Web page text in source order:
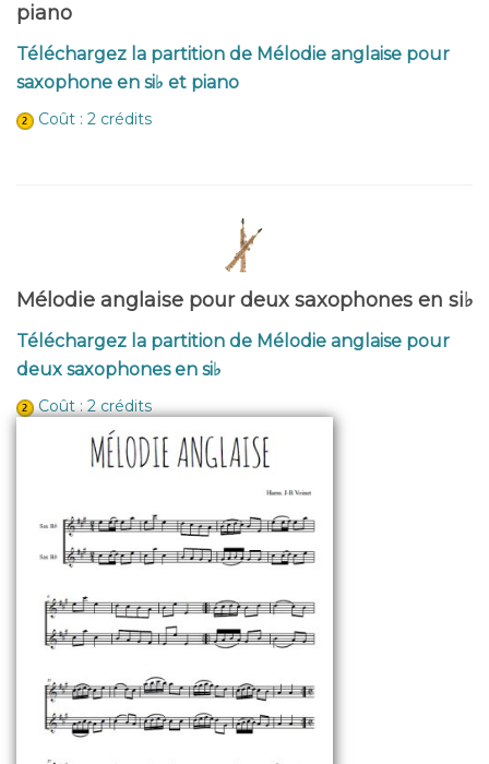
piano
Téléchargez la partition de Mélodie anglaise pour
saxophone en si♭ et piano
Coût : 2 crédits
Mélodie anglaise pour deux saxophones en si♭
Téléchargez la partition de Mélodie anglaise pour
deux saxophones en si♭
Coût : 2 crédits